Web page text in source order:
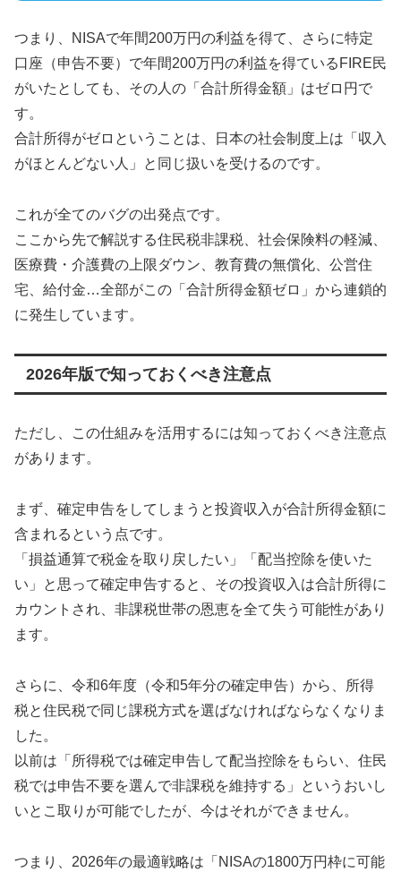
つまり、NISAで年間200万円の利益を得て、さらに特定
口座（申告不要）で年間200万円の利益を得ているFIRE民
がいたとしても、その人の「合計所得金額」はゼロ円で
す。
合計所得がゼロということは、日本の社会制度上は「収入
がほとんどない人」と同じ扱いを受けるのです。
これが全てのバグの出発点です。
ここから先で解説する住民税非課税、社会保険料の軽減、
医療費・介護費の上限ダウン、教育費の無償化、公営住
宅、給付金…全部がこの「合計所得金額ゼロ」から連鎖的
に発生しています。
2026年版で知っておくべき注意点
ただし、この仕組みを活用するには知っておくべき注意点
があります。
まず、確定申告をしてしまうと投資収入が合計所得金額に
含まれるという点です。
「損益通算で税金を取り戻したい」「配当控除を使いた
い」と思って確定申告すると、その投資収入は合計所得に
カウントされ、非課税世帯の恩恵を全て失う可能性があり
ます。
さらに、令和6年度（令和5年分の確定申告）から、所得
税と住民税で同じ課税方式を選ばなければならなくなりま
した。
以前は「所得税では確定申告して配当控除をもらい、住民
税では申告不要を選んで非課税を維持する」というおいし
いとこ取りが可能でしたが、今はそれができません。
つまり、2026年の最適戦略は「NISAの1800万円枠に可能